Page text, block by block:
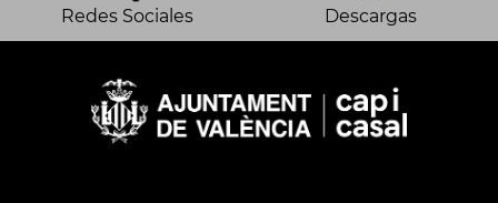
Redes Sociales Descargas